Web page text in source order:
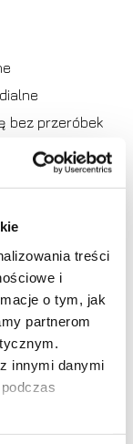
treści
i
o tym, jak
partnerom
innymi danymi
bez przeróbek